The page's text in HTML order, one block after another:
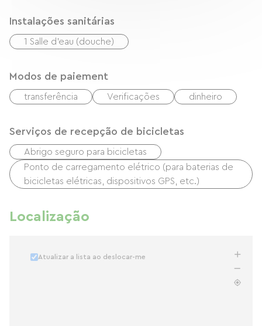
Instalações sanitárias
1 Salle d'eau (douche)
Modos de paiement
transferência Verificações dinheiro
Serviços de recepção de bicicletas
Abrigo seguro para bicicletas
Ponto de carregamento elétrico (para baterias de
bicicletas elétricas, dispositivos GPS, etc.)
Localização
Atualizar a lista ao deslocar-me